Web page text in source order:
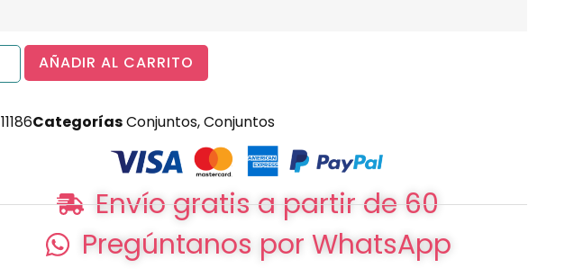
AÑADIR AL CARRITO
11186CategoríasConjuntos,Conjuntos
Envío gratis a partir de 60
Pregúntanos por WhatsApp